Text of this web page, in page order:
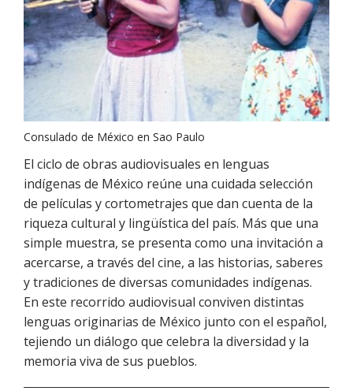
Consulado de México en Sao Paulo
El ciclo de obras audiovisuales en lenguas
indígenas de México reúne una cuidada selección
de películas y cortometrajes que dan cuenta de la
riqueza cultural y lingüística del país. Más que una
simple muestra, se presenta como una invitación a
acercarse, a través del cine, a las historias, saberes
y tradiciones de diversas comunidades indígenas.
En este recorrido audiovisual conviven distintas
lenguas originarias de México junto con el español,
tejiendo un diálogo que celebra la diversidad y la
memoria viva de sus pueblos.